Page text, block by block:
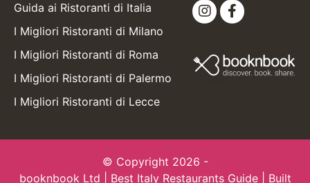
Guida ai Ristoranti di Italia
I Migliori Ristoranti di Milano
I Migliori Ristoranti di Roma
I Migliori Ristoranti di Palermo
I Migliori Ristoranti di Lecce
© Copyright 2026 -
booknbook Ltd | Best Italy Restaurants Guide | Built